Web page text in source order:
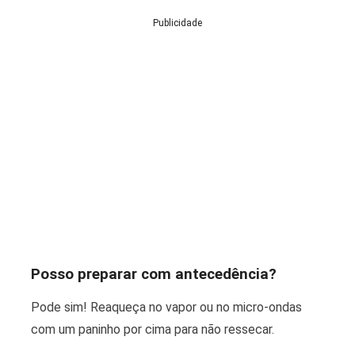
Publicidade
Posso preparar com antecedência?
Pode sim! Reaqueça no vapor ou no micro-ondas
com um paninho por cima para não ressecar.